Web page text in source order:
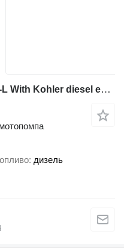
Gorman-Rupp S-line VPA3-70-L With Kohler diesel engine
дизель